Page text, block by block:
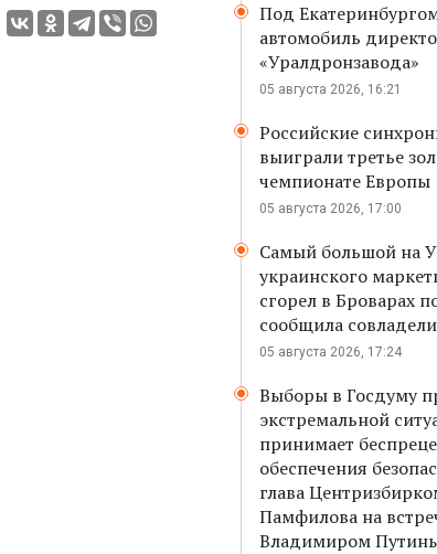
Под
автомобиль
«Уралдронзавода»
05 августа 2026, 16:21
Российские
выиграли третье
чемпионате Европы
05 августа 2026, 17:00
Самый большой на
украинского
сгорел в Броварах
сообщила
05 августа 2026, 17:24
Выборы в Госдуму
экстремальной
принимает
обеспечения
глава
Памфилова на
Владимиром